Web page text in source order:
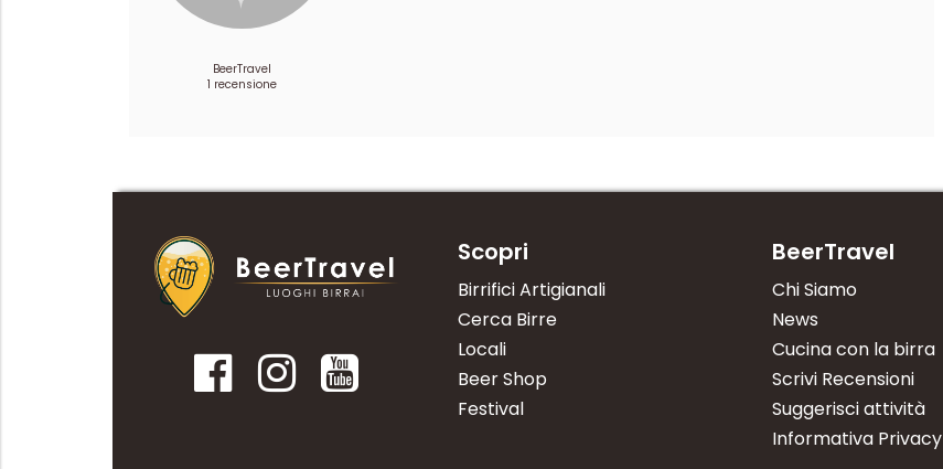
BeerTravel
1 recensione
Scopri
Birrifici Artigianali
Cerca Birre
Locali
Beer Shop
Festival
BeerTravel
Chi Siamo
News
Cucina con la birra
Scrivi Recensioni
Suggerisci attività
Informativa Privacy